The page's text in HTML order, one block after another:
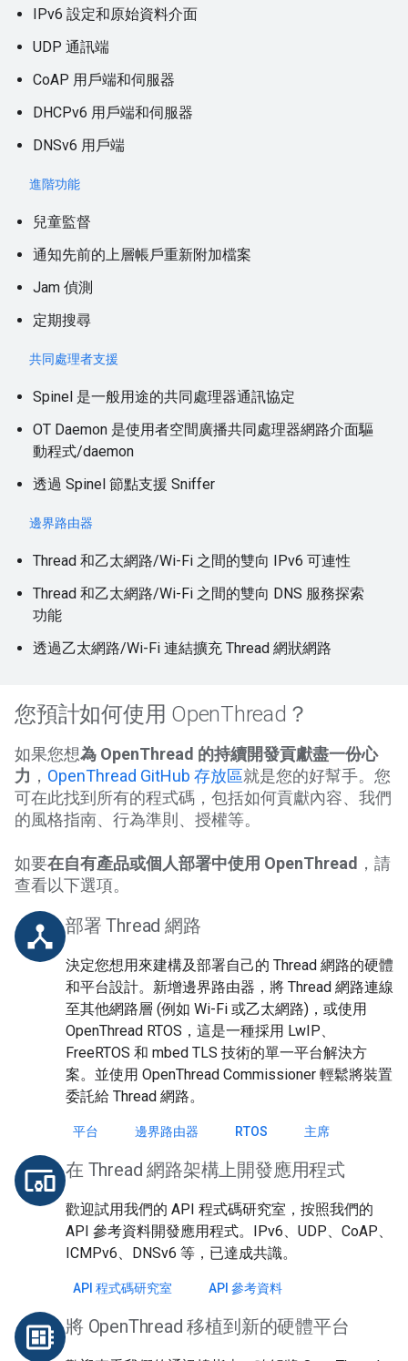
IPv6 設定和原始資料介面
UDP 通訊端
CoAP 用戶端和伺服器
DHCPv6 用戶端和伺服器
DNSv6 用戶端
進階功能
兒童監督
通知先前的上層帳戶重新附加檔案
Jam 偵測
定期搜尋
共同處理者支援
Spinel 是一般用途的共同處理器通訊協定
OT Daemon 是使用者空間廣播共同處理器網路介面驅
動程式/daemon
透過 Spinel 節點支援 Sniffer
邊界路由器
Thread 和乙太網路/Wi-Fi 之間的雙向 IPv6 可連性
Thread 和乙太網路/Wi-Fi 之間的雙向 DNS 服務探索
功能
透過乙太網路/Wi-Fi 連結擴充 Thread 網狀網路
您預計如何使用 OpenThread？
如果您想為 OpenThread 的持續開發貢獻盡一份心
力 ， OpenThread GitHub 存放區就是您的好幫手。您
可在此找到所有的程式碼，包括如何貢獻內容、我們
的風格指南、行為準則、授權等。
如要在自有產品或個人部署中使用 OpenThread ，請
查看以下選項。
device_hub 部署 Thread 網路
決定您想用來建構及部署自己的 Thread 網路的硬體
和平台設計。新增邊界路由器，將 Thread 網路連線
至其他網路層 (例如 Wi-Fi 或乙太網路)，或使用
OpenThread RTOS，這是一種採用 LwIP、
FreeRTOS 和 mbed TLS 技術的單一平台解決方
案。並使用 OpenThread Commissioner 輕鬆將裝置
委託給 Thread 網路。
平台 邊界路由器 RTOS 主席
devices_other 在 Thread 網路架構上開發應用程式
歡迎試用我們的 API 程式碼研究室，按照我們的
API 參考資料開發應用程式。IPv6、UDP、CoAP、
ICMPv6、DNSv6 等，已達成共識。
API 程式碼研究室 API 參考資料
developer_board 將 OpenThread 移植到新的硬體平台